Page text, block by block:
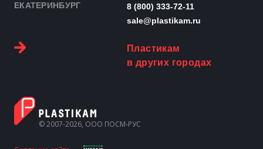
ЕКАТЕРИНБУРГ
8 (800) 333-72-11
sale@plastikam.ru
Пластикам
в других городах
© 2007-2026, ООО ПОСМ-РУС